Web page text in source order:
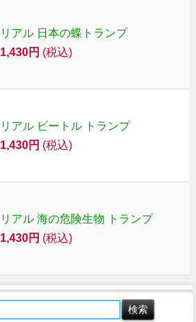
リアル 日本の蝶トランプ
1,430円 (税込)
リアル ビートル トランプ
1,430円 (税込)
リアル 海の危険生物 トランプ
1,430円 (税込)